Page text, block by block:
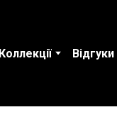
Коллекції Відгуки